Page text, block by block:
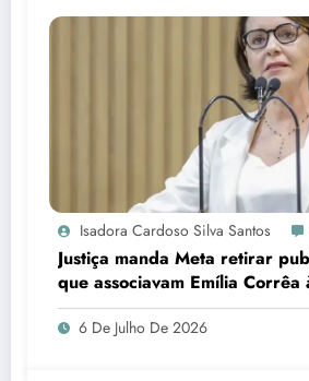
Isadora Cardoso Silva Santos
Justiça manda Meta retirar
que associavam Emília Corrêa
corrupção e identificar
6 De Julho De 2026